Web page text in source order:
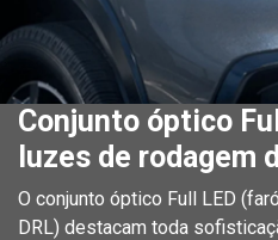
Conjunto óptico
luzes de rodagem
O conjunto óptico Full LED
DRL) destacam toda